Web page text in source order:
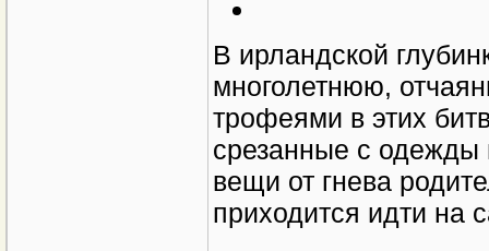
В ирландской
многолетнюю,
трофеями в этих
срезанные с одежды
вещи от гнева
приходится идти на